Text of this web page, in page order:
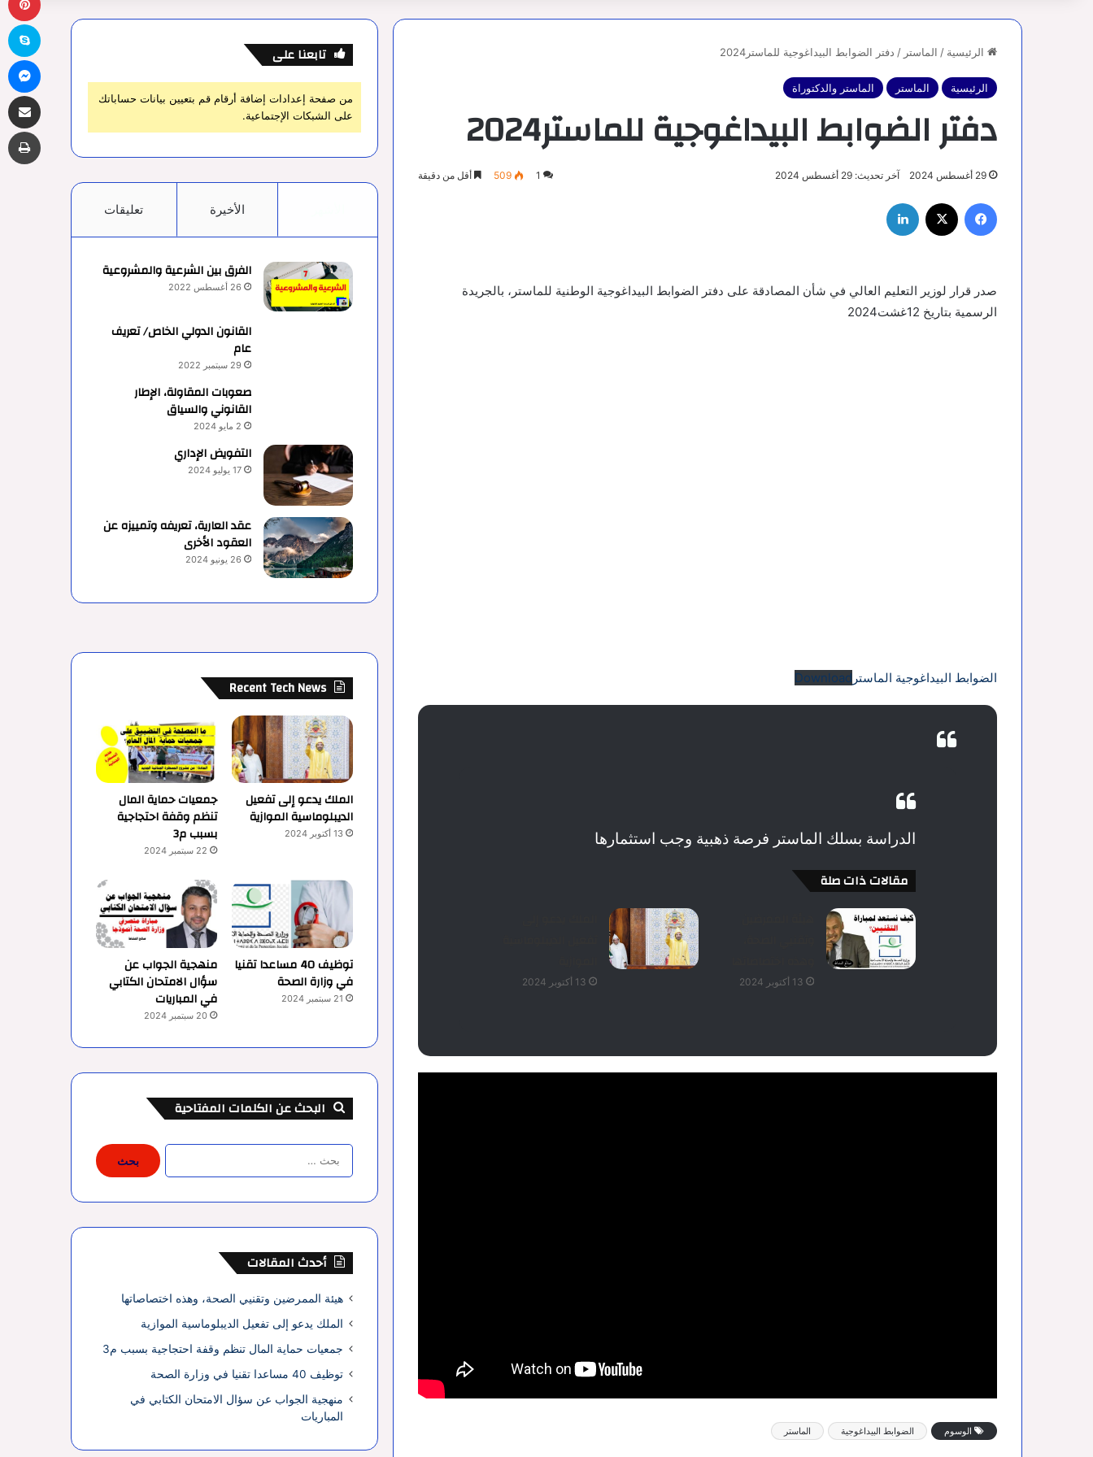
الرئيسية / الماستر / دفتر الضوابط البيداغوجية للماستر2024
الرئيسية الماستر الماستر والدكتوراة
دفتر الضوابط البيداغوجية للماستر2024
29 أغسطس 2024 آخر تحديث: 29 أغسطس 2024 1
509 أقل من دقيقة
فيسبوك
صدر قرار لوزير التعليم العالي في شأن المصادقة على دفتر الضوابط البيداغوجية الوطنية للماستر، بالجريدة
الرسمية بتاريخ 12غشت2024
الضوابط البيداغوجية الماستر Download
الدراسة بسلك الماستر فرصة ذهبية وجب استثمارها
مقالات ذات صلة
13 أكتوبر 2024 13 أكتوبر 2024
الوسوم الضوابط البيداغوجية الماستر
تابعنا على
من صفحة إعدادات إضافة أرقام قم بتعيين بيانات حساباتك
على الشبكات الإجتماعية.
الأخيرة تعليقات
الفرق بين الشرعية والمشروعية
26 أغسطس 2022
القانون الدولي الخاص/ تعريف
عام
29 سبتمبر 2022
صعوبات المقاولة، الإطار
القانوني والسياق
2 مايو 2024
التفويض الإداري
17 يوليو 2024
عقد العارية، تعريفه وتمييزه عن
العقود الأخرى
26 يونيو 2024
Recent Tech News
الملك يدعو إلى تفعيل
الديبلوماسية الموازية
13 أكتوبر 2024
جمعيات حماية المال
تنظم وقفة احتجاجية
بسبب م3
22 سبتمبر 2024
توظيف 40 مساعدا تقنيا
في وزارة الصحة
21 سبتمبر 2024
منهجية الجواب عن
سؤال الامتحان الكتابي
في المباريات
20 سبتمبر 2024
البحث عن الكلمات المفتاحية
البحث
عن:
أحدث المقالات
هيئة الممرضين وتقنيي الصحة، وهذه اختصاصاتها
الملك يدعو إلى تفعيل الديبلوماسية الموازية
جمعيات حماية المال تنظم وقفة احتجاجية بسبب م3
توظيف 40 مساعدا تقنيا في وزارة الصحة
منهجية الجواب عن سؤال الامتحان الكتابي في
المباريات